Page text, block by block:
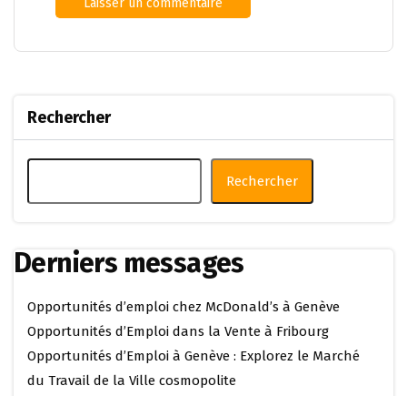
Rechercher
Rechercher
Derniers messages
Opportunités d’emploi chez McDonald’s à Genève
Opportunités d’Emploi dans la Vente à Fribourg
Opportunités d’Emploi à Genève : Explorez le Marché
du Travail de la Ville cosmopolite